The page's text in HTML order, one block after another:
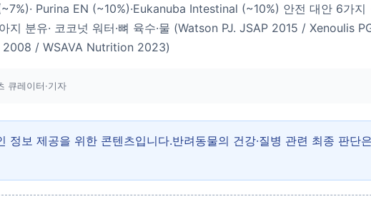
Purina EN (~10%)·Eukanuba Intestinal (~10%) 안전 대안 6가
지 분유· 코코넛 워터·뼈 육수·물 (Watson PJ. JSAP 2015 / Xenoulis
/ WSAVA Nutrition 2023)
큐레이터·기자
정보 제공을 위한 콘텐츠입니다.반려동물의 건강·질병 관련 최종 판단